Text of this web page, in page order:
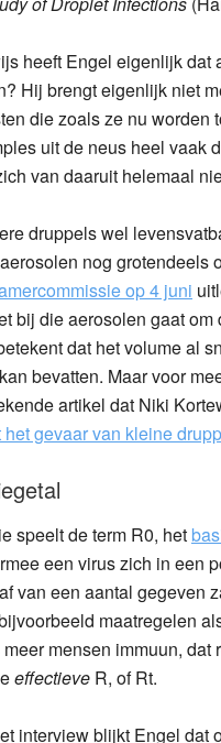
heeft Engel eigenlijk
Hij brengt eigenlijk niet
die zoals ze nu
uit de neus heel vaak
van daaruit helemaal
druppels wel
nog grotendeels
op 4 juni
bij die aerosolen gaat
dat het volume al
bevatten. Maar voor
artikel dat Niki
gevaar van kleine
speelt de term R0, het
een virus zich in een
van een aantal gegeven
maatregelen
mensen immuun,
effectieve R, of Rt.
interview blijkt Engel dat